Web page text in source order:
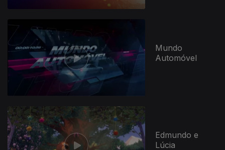
Mundo
Automóvel
Edmundo e
Lúcia